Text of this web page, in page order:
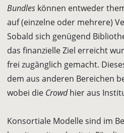
Bundles können entweder
auf (einzelne oder mehrere)
Sobald sich genügend
das finanzielle Ziel erreicht
frei zugänglich gemacht.
dem aus anderen Bereichen
wobei die Crowdhier aus
Konsortiale Modelle sind im